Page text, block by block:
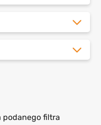
podanego filtra